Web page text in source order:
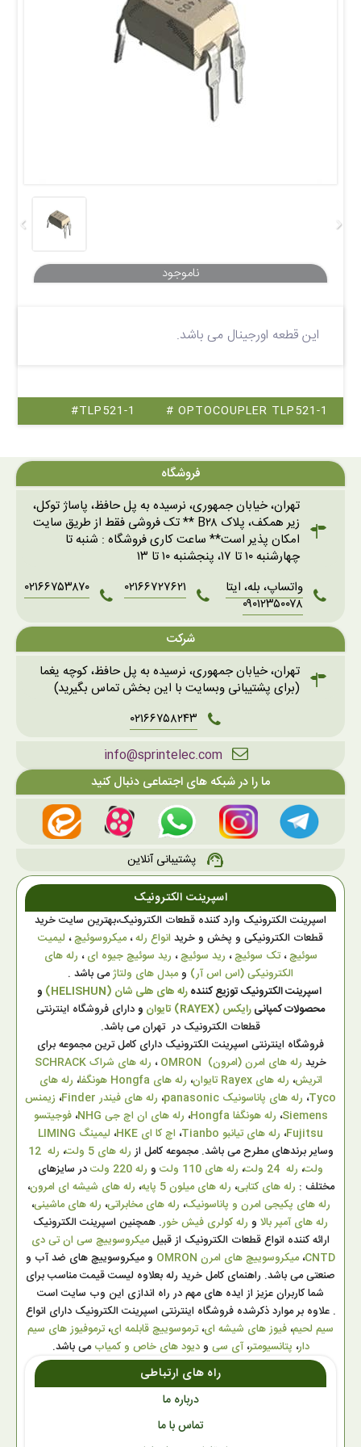
این قطعه اورجینال می باشد.
# OPTOCOUPLER TLP521-1
#TLP521-1
فروشگاه
تهران، خیابان جمهوری، نرسیده به پل حافظ، پاساژ توکل،
زیر همکف، پلاک B۲۸ ** تک فروشی فقط از طریق سایت
امکان پذیر است** ساعت کاری فروشگاه : شنبه تا
چهارشنبه ۱۰ تا ۱۷، پنجشنبه ۱۰ تا ۱۳
واتساپ، بله، ایتا
۰۹۰۱۲۳۵۰۰۷۸
۰۲۱۶۶۷۲۷۶۲۱ ۰۲۱۶۶۷۵۳۸۷۰
شرکت
تهران، خیابان جمهوری، نرسیده به پل حافظ، کوچه یغما
(برای پشتیبانی وبسایت با این بخش تماس بگیرید)
۰۲۱۶۶۷۵۸۲۴۳
info@sprintelec.com
ما را در شبکه های اجتماعی دنبال کنید
support_agent
پشتیبانی آنلاین
اسپرینت الکترونیک
اسپرینت الکترونیک وارد کننده قطعات الکترونیک،بهترین سایت خرید
قطعات الکترونیکی و پخش و خرید انواع رله،میکروسوئیچ، لیمیت
سوئیچ،تک سوئیچ، رید سوئیچ، رید سوئیچ جیوه ای، رله های
الکترونیکی (اس اس آر) ومبدل های ولتاژمی باشد .
اسپرینت الکترونیک توزیع کنندهرله های هلی شان (HELISHUN)
و
محصولات کمپانیرایکس (RAYEX) تایوان ودارای فروشگاه اینترنتی
قطعات الکترونیک در تهران می باشد.
فروشگاه اینترنتی اسپرینت الکترونیک دارای کامل ترین مجموعه برای
خرید رله های امرن (امرون) OMRON ،
رله های شراک SCHRACK
اتریش، رله های Rayex تایوان ، رله های Hongfa هونگفا ، رله های
Tyco، رله های پاناسونیک panasonic ، رله های فیندر Finder ، زیمنس
Siemens، رله هونگفا Hongfa ، رله های ان اچ جی NHG ،فوجیتسو
Fujitsu، رله های تیانبو Tianbo ، اچ کا ای HKE ، لیمینگ LIMING
وسایر برندهای مطرح می باشد. مجموعه کامل از رله های 5 ولت ،
رله 12
ولت، رله 24 ولت ، رله های 110 ولت و رله 220 ولت
در سایزهای
مختلف : رله های کتابی، رله های میلون 5 پایه ، رله های شیشه ای امرون،
رله های پکیجی امرن و پاناسونیک، رله های مخابراتی، رله های ماشینی،
رله های آمپر بالا و رله کولری فیش خور. همچنین اسپرینت الکترونیک
ارائه کننده انواع قطعات الکترونیک از قبیلمیکروسوییچ سی ان تی دی
CNTD،میکروسوییچ های امرن OMRON
و میکروسوییچ های ضد آب و
صنعتی می باشد. راهنمای کامل خرید رله بعلاوه لیست قیمت مناسب برای
شما کاربران عزیز از ایده های مهم در راه اندازی این وب سایت است
. علاوه بر موارد ذکرشده فروشگاه اینترنتی اسپرینت الکترونیک دارای انواع
سیم لحیم، فیوز های شیشه ای، ترموسوییچ قابلمه ای، ترموفیوز های سیم
دار، پتانسیومتر،آی سی ودیود های خاص و کمیابمی باشد.
راه های ارتباطی
درباره ما
تماس با ما